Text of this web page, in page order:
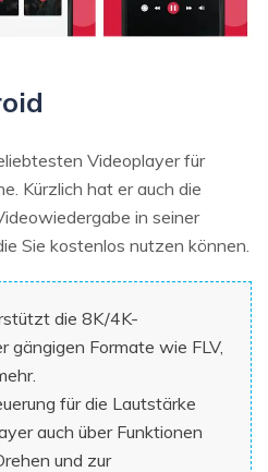
Videoplayer für
Kürzlich hat er auch die
in seiner
Sie kostenlos nutzen können.
die 8K/4K-
gängigen Formate wie FLV,
für die Lautstärke
auch über Funktionen
und zur